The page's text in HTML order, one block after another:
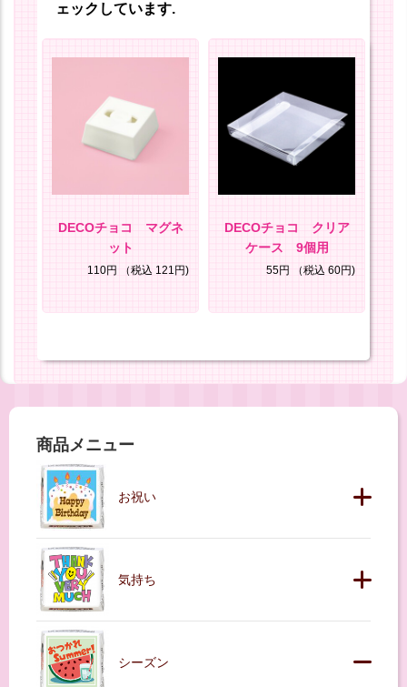
ェックしています.
DECOチョコ マグネ
ット
110円 （税込 121円)
DECOチョコ クリア
ケース 9個用
55円 （税込 60円)
商品メニュー
お祝い
気持ち
シーズン